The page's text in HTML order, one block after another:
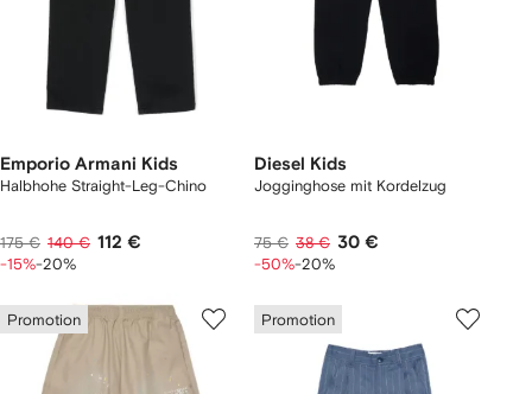
Emporio Armani Kids
Halbhohe Straight-Leg-Chino
175 € 140 € 112 €
-15%-20%
Diesel Kids
Jogginghose mit Kordelzug
75 € 38 € 30 €
-50%-20%
Promotion Promotion